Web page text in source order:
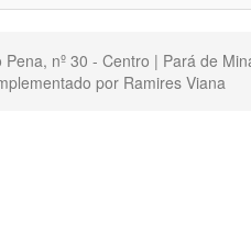
nº 30 - Centro | Pará de
por Ramires Viana